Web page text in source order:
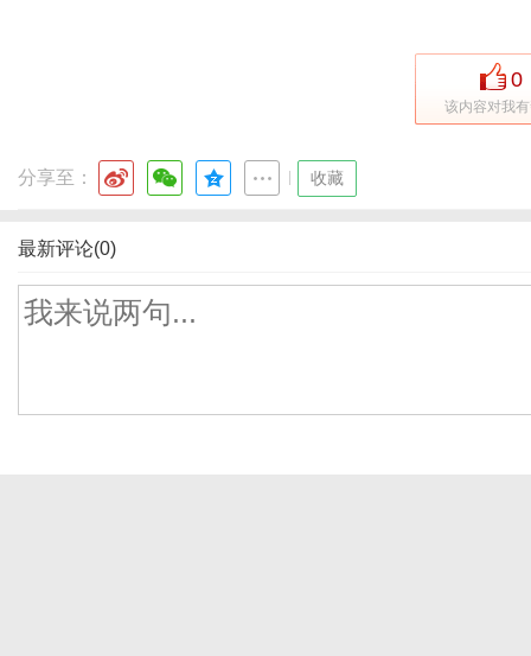
0
该内容对我
分享至： 收藏
最新评论(0)